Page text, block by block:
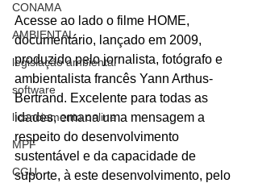
CONAMA
AMBIENTAL
legislação ambiental
software
licenciamento online
MPF
CGU
Acesse ao lado o filme HOME,
documentário, lançado em 2009,
produzido pelo jornalista, fotógrafo e
ambientalista francês Yann Arthus-
Bertrand. Excelente para todas as
idades, emana uma mensagem a
respeito do desenvolvimento
sustentável e da capacidade de
suporte, à este desenvolvimento, pelo